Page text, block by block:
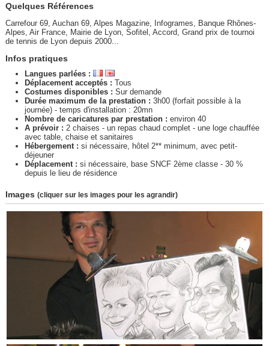
Quelques Références
Carrefour 69, Auchan 69, Alpes Magazine, Infogrames, Banque Rhônes-
Alpes, Air France, Mairie de Lyon, Sofitel, Accord, Grand prix de tournoi
de tennis de Lyon depuis 2000...
Infos pratiques
Langues parlées :
Déplacement acceptés : Tous
Costumes disponibles : Sur demande
Durée maximum de la prestation : 3h00 (forfait possible à la
journée) - temps d'installation : 20mn
Nombre de caricatures par prestation : environ 40
A prévoir : 2 chaises - un repas chaud complet - une loge chauffée
avec table, chaise et sanitaires
Hébergement : si nécessaire, hôtel 2** minimum, avec petit-
déjeuner
Déplacement : si nécessaire, base SNCF 2ème classe - 30 %
depuis le lieu de résidence
Images (cliquer sur les images pour les agrandir)